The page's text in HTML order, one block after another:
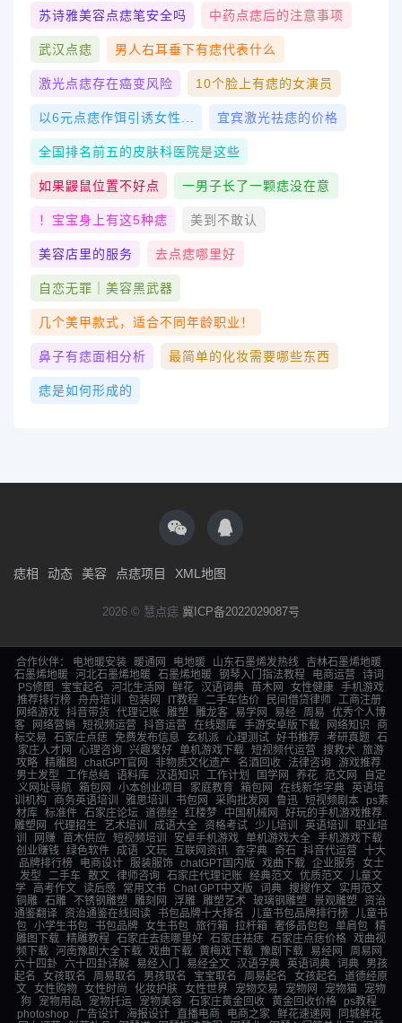
苏诗雅美容点痣笔安全吗 中药点痣后的注意事项
武汉点痣 男人右耳垂下有痣代表什么
激光点痣存在癌变风险 10个脸上有痣的女演员
以6元点痣作饵引诱女性... 宜宾激光祛痣的价格
全国排名前五的皮肤科医院是这些
如果鼹鼠位置不好点 一男子长了一颗痣没在意
！宝宝身上有这5种痣 美到不敢认
美容店里的服务 去点痣哪里好
自恋无罪｜美容黑武器
几个美甲款式，适合不同年龄职业！
鼻子有痣面相分析 最简单的化妆需要哪些东西
痣是如何形成的
痣相 动态 美容 点痣项目 XML地图
2026 © 慧点痣 冀ICP备2022029087号
合作伙伴： 电地暖安装 暖通网 电地暖 山东石墨烯发热线
吉林石墨烯地暖
石墨烯地暖
河北石墨烯地暖 石墨烯地暖 钢琴入门指法教程 电商运营
诗词
PS修图
宝宝起名 河北生活网 鲜花 汉语词典 苗木网 女性健康 手机游戏
推荐排行榜
舟舟培训 包装网 IT教程 二手车估价 民间借贷律师
工商注册
网络游戏 抖音带货 代理记账 雕塑 雕龙客 易学网 易经 周易
优秀个人博
客
网络营销 短视频运营 抖音运营 在线题库 手游安卓版下载 网络知识
商
标交易
石家庄点痣 免费发布信息 玄机派 心理测试 好书推荐 考研真题 石
家庄人才网
心理咨询 兴趣爱好 单机游戏下载 短视频代运营 搜救犬 旅游
攻略 精雕图 chatGPT官网 非物质文化遗产 名酒回收 法律咨询 游戏推荐
男士发型
工作总结 语料库 汉语知识 工作计划 国学网 养花 范文网
自定
义网址导航 箱包网 小本创业项目 家庭教育 箱包网 在线新华字典 英语培
训机构
商务英语培训 雅思培训 书包网 采购批发网 鲁迅 短视频剧本
ps素
材库
标准件 石家庄论坛 道德经 红楼梦 中国机械网
好玩的手机游戏推荐
雕塑网
代理招生 艺术培训 成语大全 资格考试 少儿培训 英语培训
职业培
训
网赚 苗木供应 短视频培训 安卓手机游戏 单机游戏大全
手机游戏下载
创业赚钱
绿色软件 成语 文玩 互联网资讯 查字典 奇石 抖音代运营 十大
品牌排行榜
电商设计 服装服饰 chatGPT国内版 戏曲下载 企业服务
女士
发型
二手车 散文 律师咨询 石家庄代理记账 经典范文 优质范文
儿童文
学 高考作文 读后感 常用文书 Chat GPT中文版 词典 搜搜作文
实用范文
铜雕 石雕 不锈钢雕塑 雕刻网 浮雕 雕塑艺术 玻璃钢雕塑 景观雕塑
资治
通鉴翻译
资治通鉴在线阅读 书包品牌十大排名 儿童书包品牌排行榜
儿童书
包 小学生书包 书包品牌 女生书包 旅行箱 拉杆箱 奢侈品包包 单肩包 精
雕图下载 精雕教程 石家庄去痣哪里好 石家庄祛痣 石家庄点痣价格 戏曲视
频下载
河南豫剧大全下载 戏曲下载 黄梅戏下载 豫剧下载 易经网
周易网
六十四卦
六十四卦详解 易经入门 易经全文 汉语字典 英语词典 词典
男孩
起名
女孩取名 周易取名 男孩取名 宝宝取名 周易起名 女孩起名
道德经原
文 女性购物 女性时尚 化妆护肤 女性世界 宠物交易 宠物网 宠物猫
宠物
狗
宠物用品 宠物托运 宠物美容 石家庄黄金回收 黄金回收价格
ps教程
photoshop
广告设计 海报设计 直播电商 电商之家 鲜花速递网
同城鲜花